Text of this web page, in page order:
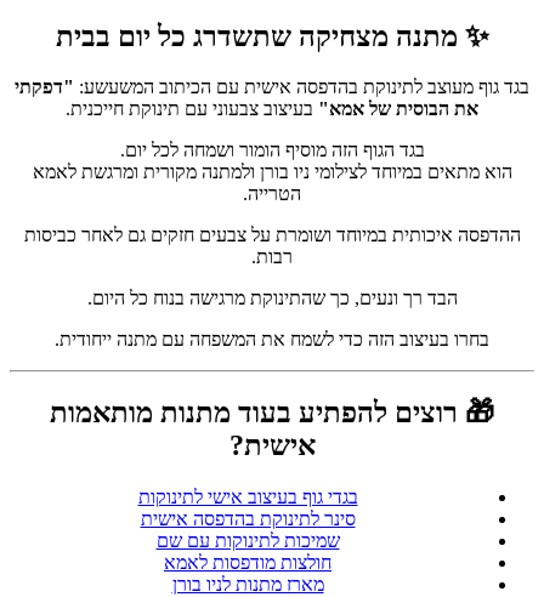
✨ מתנה מצחיקה שתשדרג כל יום בבית
בגד גוף מעוצב לתינוקת בהדפסה אישית עם הכיתוב המשעשע: "דפקתי
את הבוסית של אמא" בעיצוב צבעוני עם תינוקת חייכנית.
בגד הגוף הזה מוסיף הומור ושמחה לכל יום.
הוא מתאים במיוחד לצילומי ניו בורן ולמתנה מקורית ומרגשת לאמא
הטרייה.
ההדפסה איכותית במיוחד ושומרת על צבעים חזקים גם לאחר כביסות
רבות.
הבד רך ונעים, כך שהתינוקת מרגישה בנוח כל היום.
בחרו בעיצוב הזה כדי לשמח את המשפחה עם מתנה ייחודית.
🎁 רוצים להפתיע בעוד מתנות מותאמות
אישית?
בגדי גוף בעיצוב אישי לתינוקות
סינר לתינוקת בהדפסה אישית
שמיכות לתינוקות עם שם
חולצות מודפסות לאמא
מארז מתנות לניו בורן